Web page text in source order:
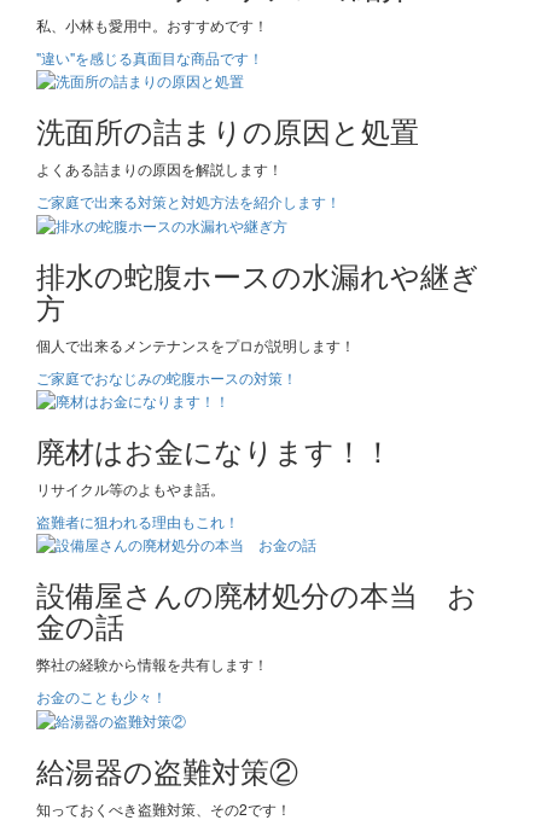
私、小林も愛用中。おすすめです！
"違い"を感じる真面目な商品です！
洗面所の詰まりの原因と処置
よくある詰まりの原因を解説します！
ご家庭で出来る対策と対処方法を紹介します！
排水の蛇腹ホースの水漏れや継ぎ
方
個人で出来るメンテナンスをプロが説明します！
ご家庭でおなじみの蛇腹ホースの対策！
廃材はお金になります！！
リサイクル等のよもやま話。
盗難者に狙われる理由もこれ！
設備屋さんの廃材処分の本当 お
金の話
弊社の経験から情報を共有します！
お金のことも少々！
給湯器の盗難対策②
知っておくべき盗難対策、その2です！